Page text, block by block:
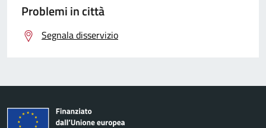
Problemi in città
Segnala disservizio